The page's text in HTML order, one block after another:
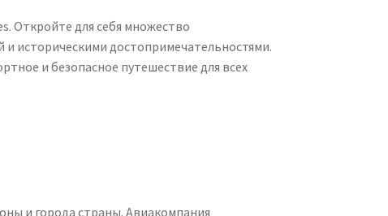
Откройте для себя множество
историческими достопримечательностями.
и безопасное путешествие для всех
и города страны. Авиакомпания